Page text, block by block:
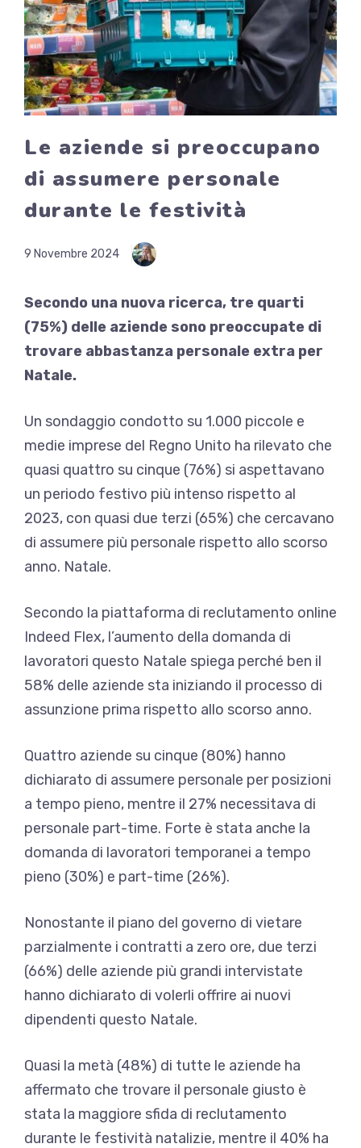
Le aziende si preoccupano
di assumere personale
durante le festività
9 Novembre 2024
Secondo una nuova ricerca, tre quarti
(75%) delle aziende sono preoccupate di
trovare abbastanza personale extra per
Natale.
Un sondaggio condotto su 1.000 piccole e
medie imprese del Regno Unito ha rilevato che
quasi quattro su cinque (76%) si aspettavano
un periodo festivo più intenso rispetto al
2023, con quasi due terzi (65%) che cercavano
di assumere più personale rispetto allo scorso
anno. Natale.
Secondo la piattaforma di reclutamento online
Indeed Flex, l’aumento della domanda di
lavoratori questo Natale spiega perché ben il
58% delle aziende sta iniziando il processo di
assunzione prima rispetto allo scorso anno.
Quattro aziende su cinque (80%) hanno
dichiarato di assumere personale per posizioni
a tempo pieno, mentre il 27% necessitava di
personale part-time. Forte è stata anche la
domanda di lavoratori temporanei a tempo
pieno (30%) e part-time (26%).
Nonostante il piano del governo di vietare
parzialmente i contratti a zero ore, due terzi
(66%) delle aziende più grandi intervistate
hanno dichiarato di volerli offrire ai nuovi
dipendenti questo Natale.
Quasi la metà (48%) di tutte le aziende ha
affermato che trovare il personale giusto è
stata la maggiore sfida di reclutamento
durante le festività natalizie, mentre il 40% ha